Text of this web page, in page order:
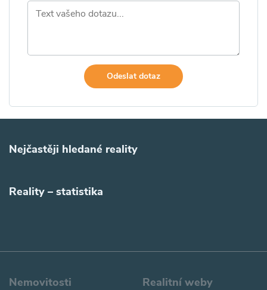
Odeslat dotaz
Nejčastěji hledané reality
Reality – statistika
Nemovitosti Realitní weby